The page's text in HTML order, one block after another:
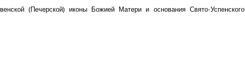
(Печерской) иконы Божией Матери и основания Свято-Успенского